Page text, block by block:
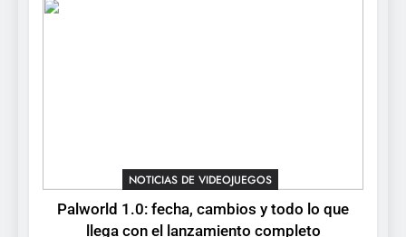
NOTICIAS DE VIDEOJUEGOS
Palworld 1.0: fecha, cambios y todo lo que
llega con el lanzamiento completo